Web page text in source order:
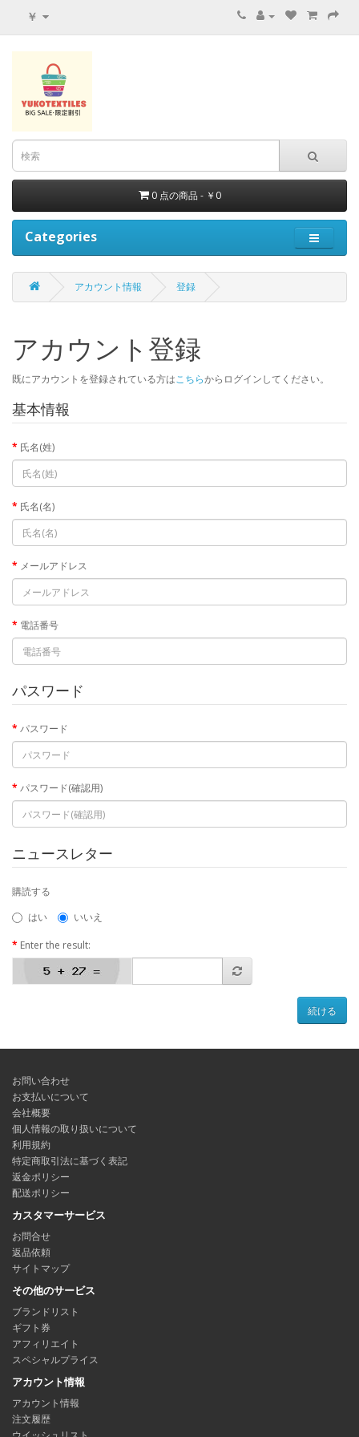
￥
0 点の商品 - ￥0
Categories
アカウント情報 登録
アカウント登録
既にアカウントを登録されている方はこちらからログインしてください。
基本情報
氏名(姓)
氏名(名)
メールアドレス
電話番号
パスワード
パスワード
パスワード(確認用)
ニュースレター
購読する
はい
いいえ
Enter the result:
お問い合わせ
お支払いについて
会社概要
個人情報の取り扱いについて
利用規約
特定商取引法に基づく表記
返金ポリシー
配送ポリシー
カスタマーサービス
お問合せ
返品依頼
サイトマップ
その他のサービス
ブランドリスト
ギフト券
アフィリエイト
スペシャルプライス
アカウント情報
アカウント情報
注文履歴